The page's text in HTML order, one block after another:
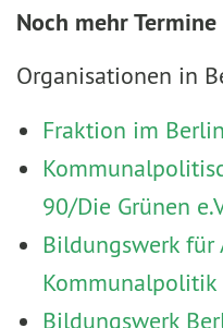
Noch mehr Termine
Organisationen in
Fraktion im
90/Die Grünen
Bildungswerk für
Kommunalpolitik
Bildungswerk